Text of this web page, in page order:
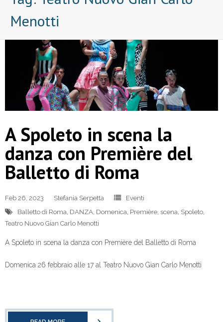
Menotti
A Spoleto in scena la
danza con Première del
Balletto di Roma
Feb 26, 2023 Stefania Serpetta
Eventi
Balletto di Roma DANZA Domenica Première scena Spoleto
Teatro Nuovo Gian Carlo Menotti
A Spoleto in scena la danza con Première del Balletto di Roma
Domenica 26 febbraio alle 17 al Teatro Nuovo Gian Carlo Menotti